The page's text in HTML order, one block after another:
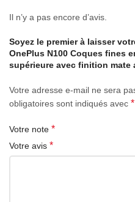
Il n’y a pas encore d’avis.
Soyez le premier à laisser
OnePlus N100 Coques fines
supérieure avec finition mate
Votre adresse e-mail ne sera
obligatoires sont indiqués avec *
Votre note *
Votre avis *